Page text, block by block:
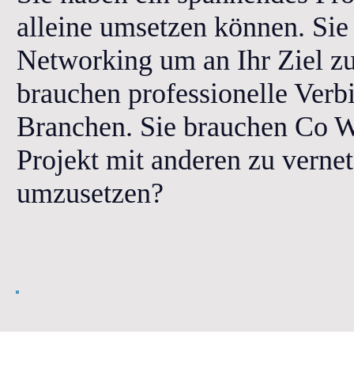
alleine umsetzen können.
Networking um an Ihr Ziel
brauchen professionelle
Branchen. Sie brauchen Co
Projekt mit anderen zu
umzusetzen?